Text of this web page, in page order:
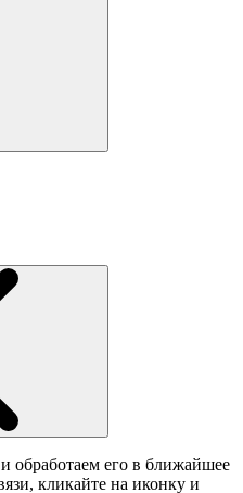
его в ближайшее
кликайте на иконку и